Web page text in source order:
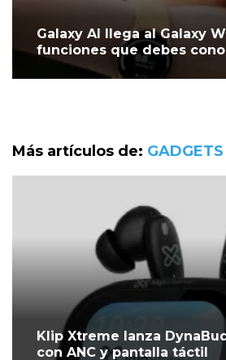
Galaxy AI llega al Galaxy
funciones que debes
Más artículos de: GADGETS
Klip Xtreme lanza
con ANC y pantalla táctil